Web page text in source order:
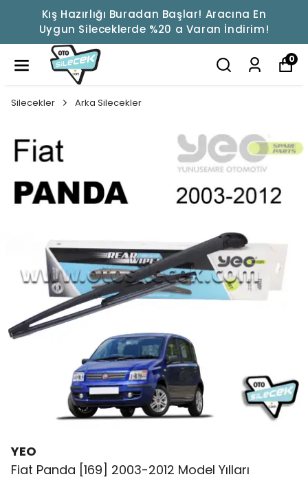
Kış Hazırlığı Buradan Başlar! Aracına En
Uygun Sileceklerde %20 a Varan İndirim!
0
Silecekler Arka Silecekler
YEO
Fiat Panda [169] 2003-2012 Model Yılları